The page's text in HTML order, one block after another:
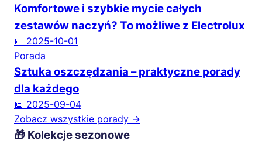
Komfortowe i szybkie mycie całych
zestawów naczyń? To możliwe z Electrolux
📅 2025-10-01
Porada
Sztuka oszczędzania – praktyczne porady
dla każdego
📅 2025-09-04
Zobacz wszystkie porady →
🎁 Kolekcje sezonowe